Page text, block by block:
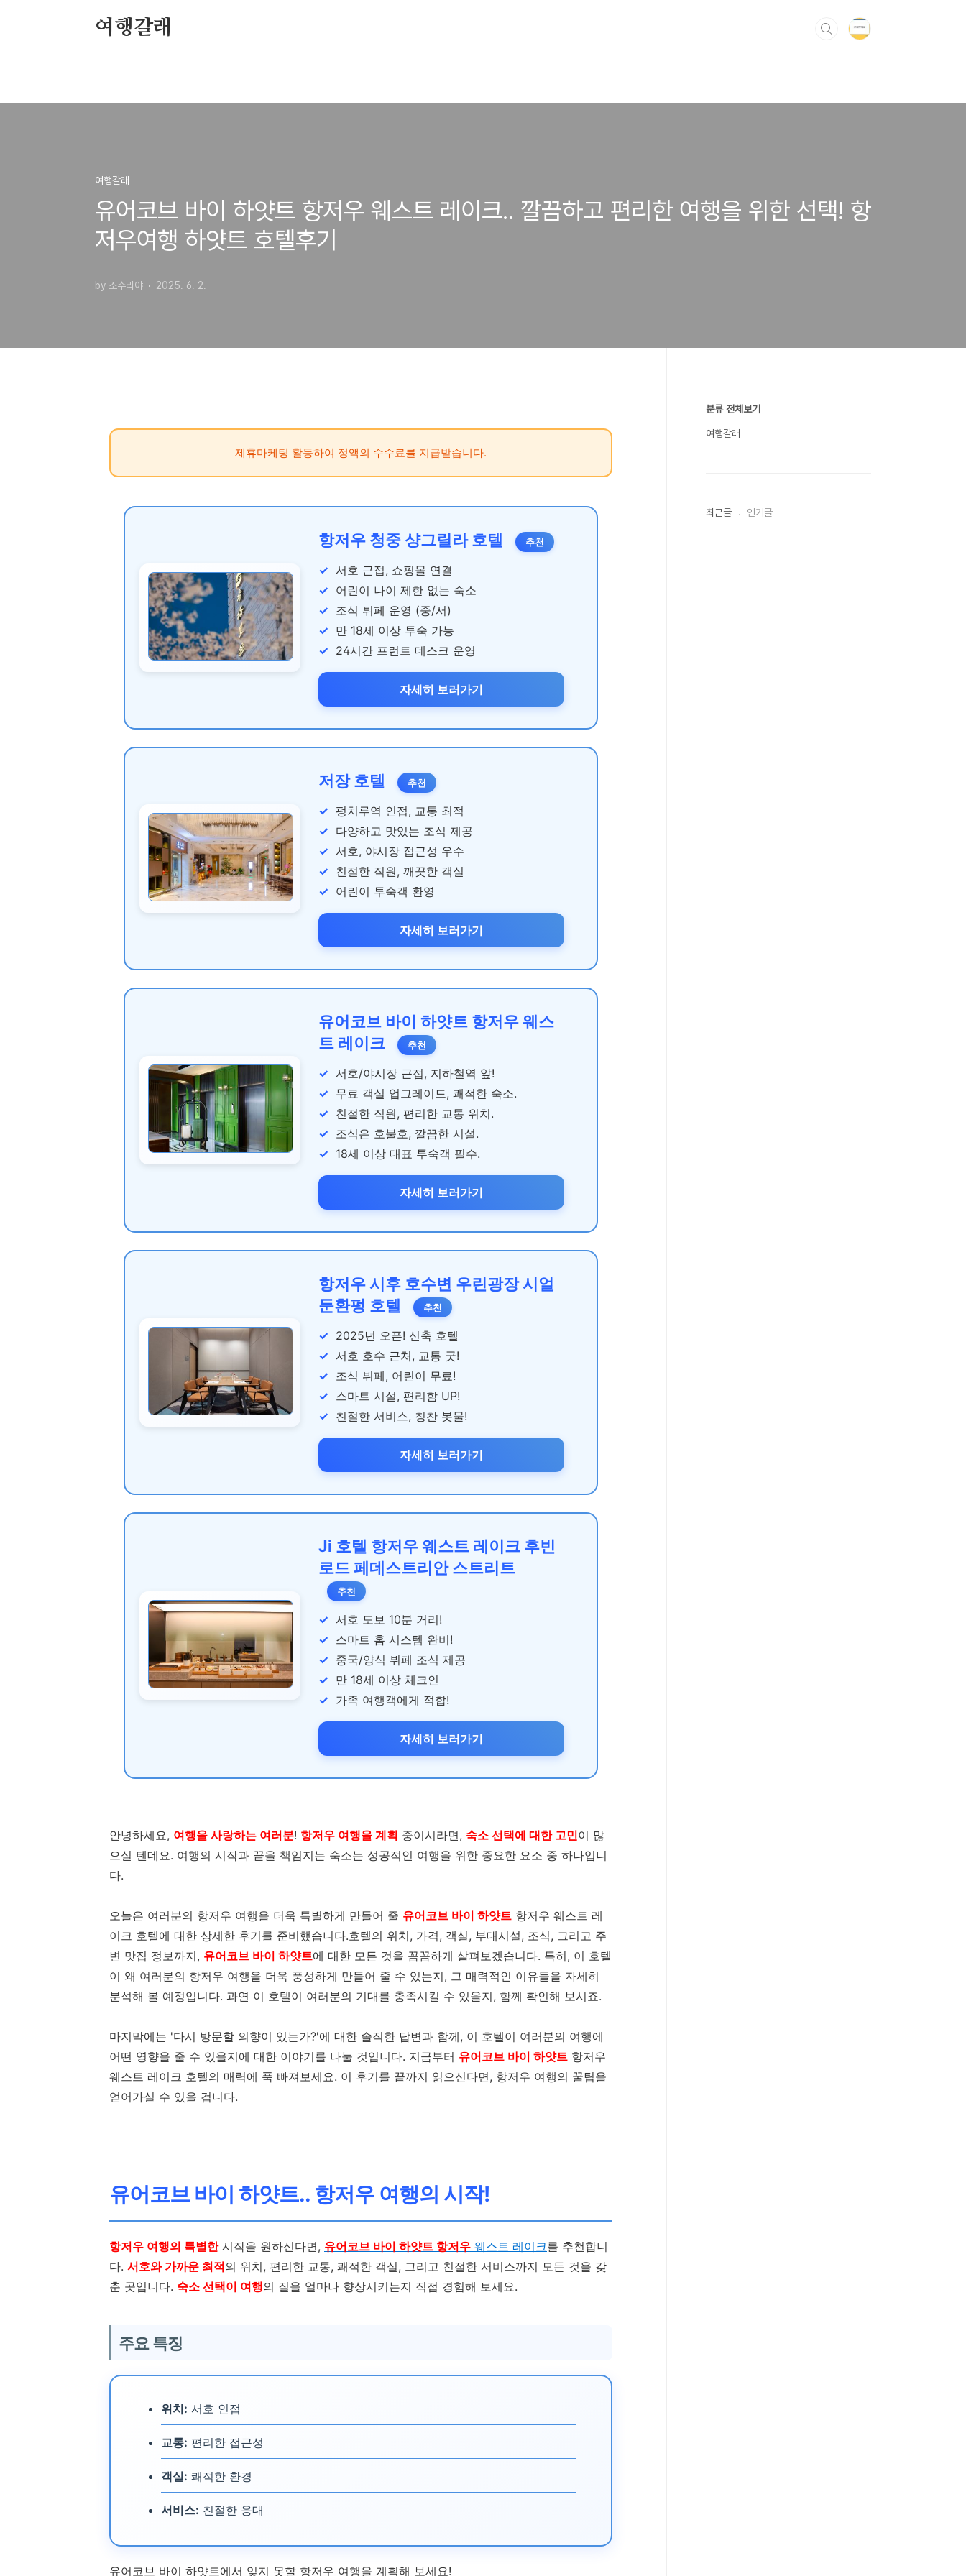
여행갈래
여행갈래
유어코브 바이 하얏트 항저우 웨스트 레이크.. 깔끔하고 편리한 여행을 위한 선택! 항
저우여행 하얏트 호텔후기
by 소수리야 2025. 6. 2.
제휴마케팅 활동하여 정액의 수수료를 지급받습니다.
항저우 청중 샹그릴라 호텔 추천
서호 근접, 쇼핑몰 연결
어린이 나이 제한 없는 숙소
조식 뷔페 운영 (중/서)
만 18세 이상 투숙 가능
24시간 프런트 데스크 운영
자세히 보러가기
저장 호텔 추천
펑치루역 인접, 교통 최적
다양하고 맛있는 조식 제공
서호, 야시장 접근성 우수
친절한 직원, 깨끗한 객실
어린이 투숙객 환영
자세히 보러가기
유어코브 바이 하얏트 항저우 웨스
트 레이크
추천
서호/야시장 근접, 지하철역 앞!
무료 객실 업그레이드, 쾌적한 숙소.
친절한 직원, 편리한 교통 위치.
조식은 호불호, 깔끔한 시설.
18세 이상 대표 투숙객 필수.
자세히 보러가기
항저우 시후 호수변 우린광장 시얼
둔환펑 호텔
추천
2025년 오픈! 신축 호텔
서호 호수 근처, 교통 굿!
조식 뷔페, 어린이 무료!
스마트 시설, 편리함 UP!
친절한 서비스, 칭찬 봇물!
자세히 보러가기
Ji 호텔 항저우 웨스트 레이크 후빈
로드 페데스트리안 스트리트
추천
서호 도보 10분 거리!
스마트 홈 시스템 완비!
중국/양식 뷔페 조식 제공
만 18세 이상 체크인
가족 여행객에게 적합!
자세히 보러가기
안녕하세요, 여행을 사랑하는 여러분! 항저우 여행을 계획 중이시라면, 숙소 선택에 대한 고민이 많
으실 텐데요. 여행의 시작과 끝을 책임지는 숙소는 성공적인 여행을 위한 중요한 요소 중 하나입니
다.
오늘은 여러분의 항저우 여행을 더욱 특별하게 만들어 줄 유어코브 바이 하얏트 항저우 웨스트 레
이크 호텔에 대한 상세한 후기를 준비했습니다.호텔의 위치, 가격, 객실, 부대시설, 조식, 그리고 주
변 맛집 정보까지, 유어코브 바이 하얏트에 대한 모든 것을 꼼꼼하게 살펴보겠습니다. 특히, 이 호텔
이 왜 여러분의 항저우 여행을 더욱 풍성하게 만들어 줄 수 있는지, 그 매력적인 이유들을 자세히
분석해 볼 예정입니다. 과연 이 호텔이 여러분의 기대를 충족시킬 수 있을지, 함께 확인해 보시죠.
마지막에는 '다시 방문할 의향이 있는가?'에 대한 솔직한 답변과 함께, 이 호텔이 여러분의 여행에
어떤 영향을 줄 수 있을지에 대한 이야기를 나눌 것입니다. 지금부터 유어코브 바이 하얏트 항저우
웨스트 레이크 호텔의 매력에 푹 빠져보세요. 이 후기를 끝까지 읽으신다면, 항저우 여행의 꿀팁을
얻어가실 수 있을 겁니다.
유어코브 바이 하얏트.. 항저우 여행의 시작!
항저우 여행의 특별한시작을 원하신다면, 유어코브 바이 하얏트 항저우 웨스트 레이크를 추천합니
다. 서호와 가까운 최적의 위치, 편리한 교통, 쾌적한 객실, 그리고 친절한 서비스까지 모든 것을 갖
춘 곳입니다. 숙소 선택이 여행의 질을 얼마나 향상시키는지 직접 경험해 보세요.
주요 특징
위치: 서호 인접
교통: 편리한 접근성
객실: 쾌적한 환경
서비스: 친절한 응대
유어코브 바이 하얏트에서 잊지 못할 항저우 여행을 계획해 보세요!
분류 전체보기
여행갈래
최근글 인기글